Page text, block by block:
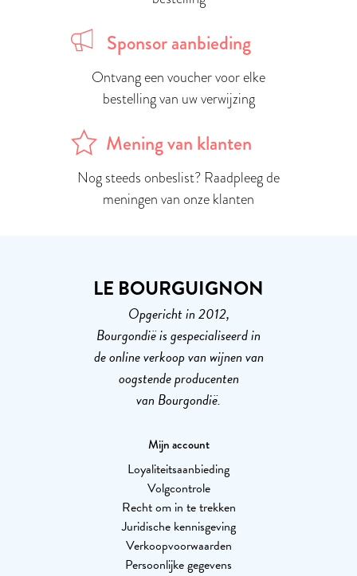
Sponsor aanbieding
Ontvang een voucher voor elke
bestelling van uw verwijzing
Mening van klanten
Nog steeds onbeslist? Raadpleeg de
meningen van onze klanten
LE BOURGUIGNON
Opgericht in 2012,
Bourgondië is gespecialiseerd in
de online verkoop van wijnen van
oogstende producenten
van Bourgondië.
Mijn account
Loyaliteitsaanbieding
Volgcontrole
Recht om in te trekken
Juridische kennisgeving
Verkoopvoorwaarden
Persoonlijke gegevens